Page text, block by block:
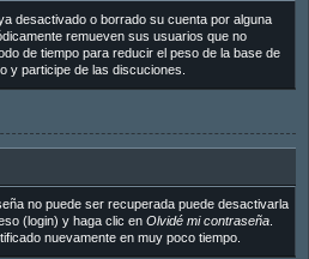
desactivado o borrado su cuenta por alguna
remueven sus usuarios que no
de tiempo para reducir el peso de la base de
y participe de las discuciones.
no puede ser recuperada puede desactivarla
(login) y haga clic en Olvidé mi contraseña.
nuevamente en muy poco tiempo.